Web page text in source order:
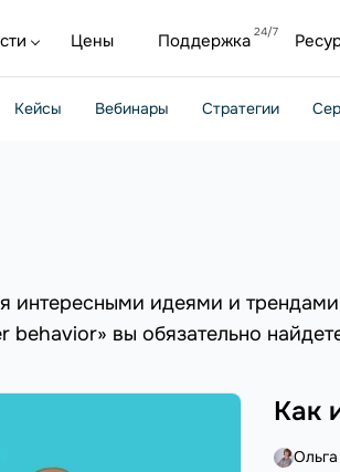
Цены Поддержка
Кейсы Вебинары Стратегии
интересными идеями и
behavior» вы обязательно
Как